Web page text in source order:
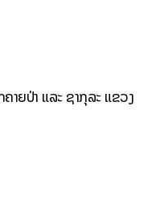
າຍປ່າ ແລະ ຊາກຸລະ ແຂວງ